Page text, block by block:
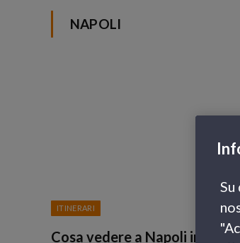
NAPOLI
ITINERARI
Cosa vedere a Napoli in 3
Su